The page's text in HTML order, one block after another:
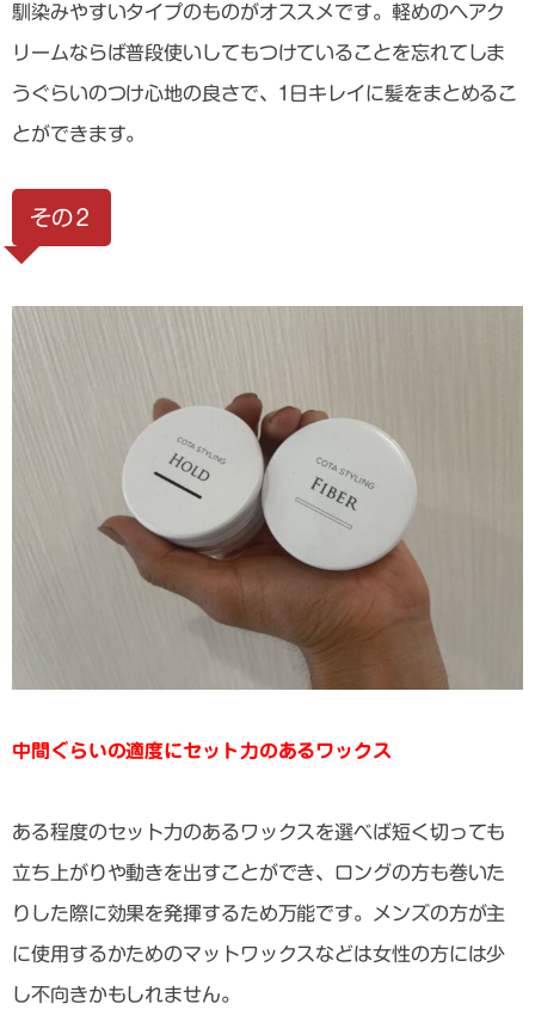
馴染みやすいタイプのものがオススメです。軽めのヘアク
リームならば普段使いしてもつけていることを忘れてしま
うぐらいのつけ心地の良さで、1日キレイに髪をまとめるこ
とができます。
その２
中間ぐらいの適度にセット力のあるワックス
ある程度のセット力のあるワックスを選べば短く切っても
立ち上がりや動きを出すことができ、ロングの方も巻いた
りした際に効果を発揮するため万能です。メンズの方が主
に使用するかためのマットワックスなどは女性の方には少
し不向きかもしれません。